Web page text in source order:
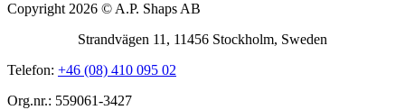
Copyright 2026 © A.P. Shaps AB
Strandvägen 11, 11456 Stockholm, Sweden
Telefon: +46 (08) 410 095 02
Org.nr.: 559061-3427